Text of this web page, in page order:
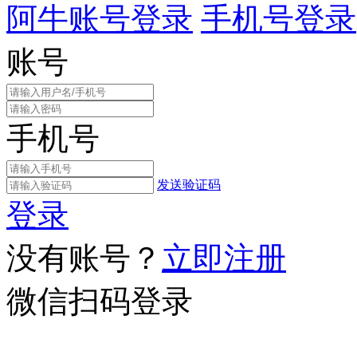
阿牛账号登录 手机号登录
账号
手机号
发送验证码
登录
没有账号？ 立即注册
微信扫码登录